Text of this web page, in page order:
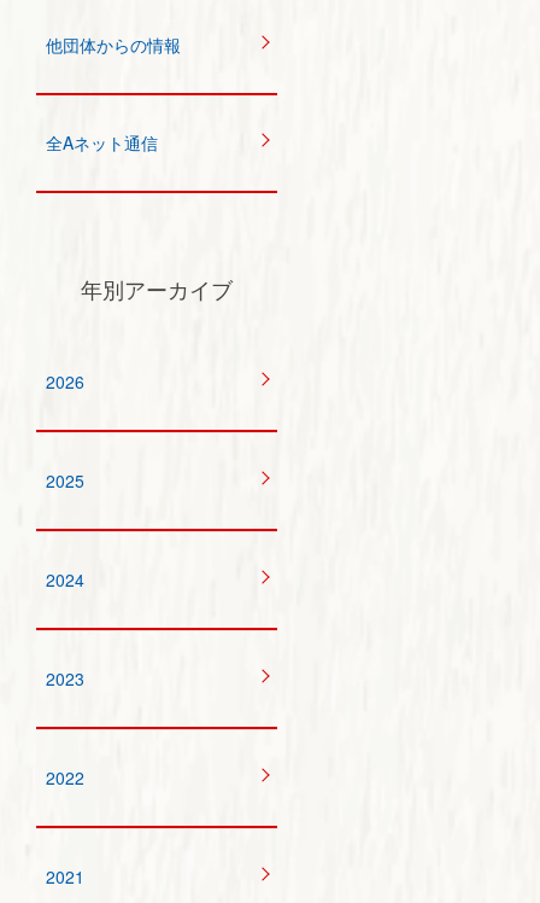
他団体からの情報
全Aネット通信
年別アーカイブ
2026
2025
2024
2023
2022
2021